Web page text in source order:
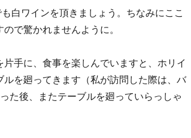
白ワインを頂きましょう。ちなみにここ
で驚かれませんように。
手に、食事を楽しんでいますと、ホリイ
を廻ってきます（私が訪問した際は、バ
た後、またテーブルを廻っていらっしゃ